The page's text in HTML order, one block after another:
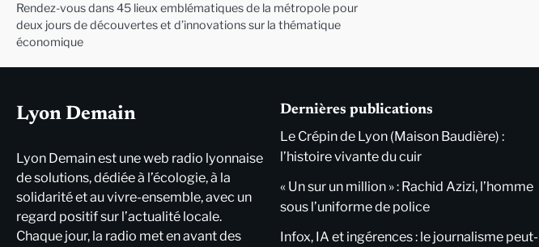
Rendez-vous dans 45 lieux emblématiques de la métropole pour
deux jours de découvertes et d’innovations sur la thématique
économique
Lyon Demain
Lyon Demain est une web radio lyonnaise
de solutions, dédiée à l’écologie, à la
solidarité et au vivre-ensemble, avec un
regard positif sur l’actualité locale.
Chaque jour, la radio met en avant des
Dernières publications
Le Crépin de Lyon (Maison Baudière) :
l’histoire vivante du cuir
« Un sur un million » : Rachid Azizi, l’homme
sous l’uniforme de police
Infox, IA et ingérences : le journalisme peut-